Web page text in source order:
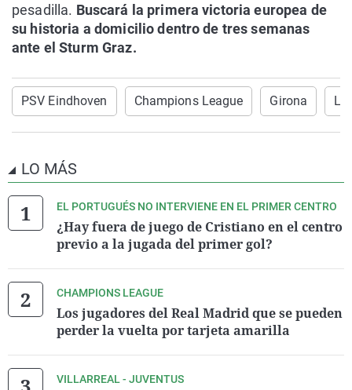
pesadilla. Buscará la primera victoria europea de
su historia a domicilio dentro de tres semanas
ante el Sturm Graz.
PSV Eindhoven Champions League Girona
LO MÁS
EL PORTUGUÉS NO INTERVIENE EN EL PRIMER CENTRO
¿Hay fuera de juego de Cristiano en el centro
previo a la jugada del primer gol?
CHAMPIONS LEAGUE
Los jugadores del Real Madrid que se pueden
perder la vuelta por tarjeta amarilla
VILLARREAL - JUVENTUS